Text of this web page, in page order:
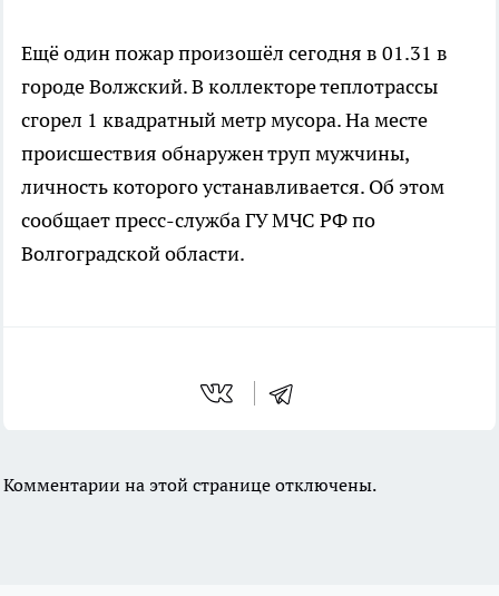
Ещё один пожар произошёл сегодня в 01.31 в
городе Волжский. В коллекторе теплотрассы
сгорел 1 квадратный метр мусора. На месте
происшествия обнаружен труп мужчины,
личность которого устанавливается. Об этом
сообщает пресс-служба ГУ МЧС РФ по
Волгоградской области.
Комментарии на этой странице отключены.